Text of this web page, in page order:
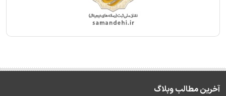
آخرین مطالب وبلاگ